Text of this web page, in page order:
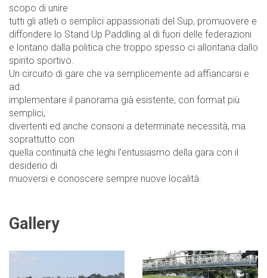
scopo di unire
tutti gli atleti o semplici appassionati del Sup, promuovere e
diffondere lo Stand Up Paddling al di fuori delle federazioni
e lontano dalla politica che troppo spesso ci allontana dallo
spirito sportivo.
Un circuito di gare che va semplicemente ad affiancarsi e
ad
implementare il panorama già esistente, con format più
semplici,
divertenti ed anche consoni a determinate necessità, ma
soprattutto con
quella continuità che leghi l’entusiasmo della gara con il
desiderio di
muoversi e conoscere sempre nuove località.
Gallery